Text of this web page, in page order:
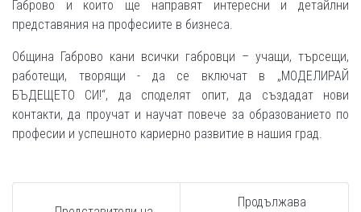
Габрово и които ще направят интересни и детайлни
представяния на професиите в бизнеса.
Община Габрово кани всички габровци – учащи, търсещи,
работещи, творящи - да се включат в „МОДЕЛИРАЙ
БЪДЕЩЕТО СИ!“, да споделят опит, да създадат нови
контакти, да проучат и научат повече за образованието по
професии и успешното кариерно развитие в нашия град.
Продължава